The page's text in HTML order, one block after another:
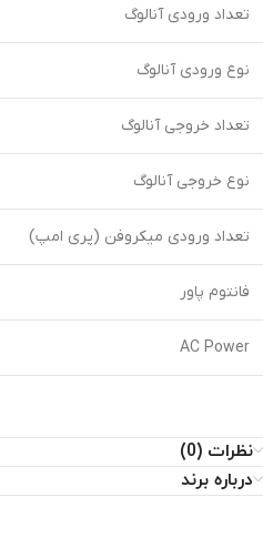
تعداد ورودی آنالوگ
نوع ورودی آنالوگ
تعداد خروجی آنالوگ
نوع خروجی آنالوگ
تعداد ورودی میکروفن (پری امپ)
فانتوم پاور
AC Power
نظرات (0)
درباره برند